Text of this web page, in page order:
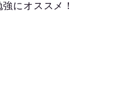
にオススメ！